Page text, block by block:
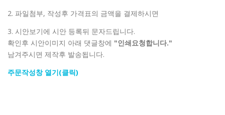
2. 파일첨부, 작성후 가격표의 금액을 결제하시면
3. 시안보기에 시안 등록뒤 문자드립니다.
확인후 시안이미지 아래 댓글창에 "인쇄요청합니다."
남겨주시면 제작후 발송됩니다.
주문작성창 열기(클릭)